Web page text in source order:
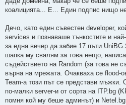
коалицията... Е... Един подпис нищо
Дечо, като един съвестен developer,
services и познаваше тънкостите и
за една вечер да забие 17 пъти
шапка му свалям за това нещо,
съдействието на Random (за това не
върна на мрежата. Очакваха се flood-
Team-а този път се представи мъжки.
по-малки server-и от сорта на ITP.bg
помня кой му беше админът) и